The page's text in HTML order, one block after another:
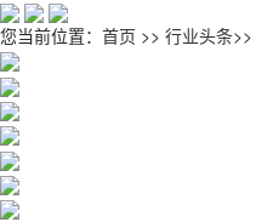
您当前位置： 首页 >> 行业头条>>